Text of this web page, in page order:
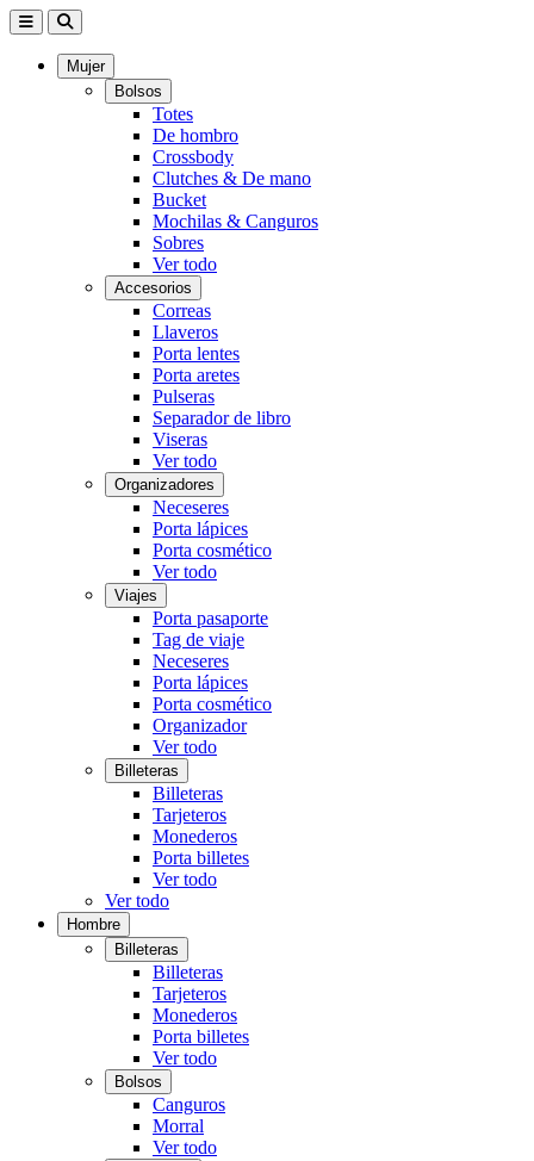
Mujer
Bolsos
Totes
De hombro
Crossbody
Clutches & De mano
Bucket
Mochilas & Canguros
Sobres
Ver todo
Accesorios
Correas
Llaveros
Porta lentes
Porta aretes
Pulseras
Separador de libro
Viseras
Ver todo
Organizadores
Neceseres
Porta lápices
Porta cosmético
Ver todo
Viajes
Porta pasaporte
Tag de viaje
Neceseres
Porta lápices
Porta cosmético
Organizador
Ver todo
Billeteras
Billeteras
Tarjeteros
Monederos
Porta billetes
Ver todo
Ver todo
Hombre
Billeteras
Billeteras
Tarjeteros
Monederos
Porta billetes
Ver todo
Bolsos
Canguros
Morral
Ver todo